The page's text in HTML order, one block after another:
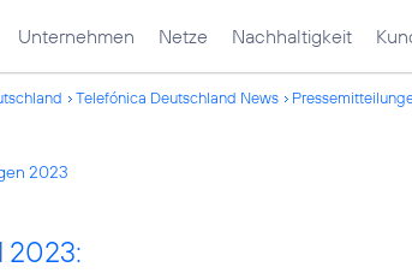
Unternehmen Netze Nachhaltigkeit
Telefónica Deutschland News
2023
2023: